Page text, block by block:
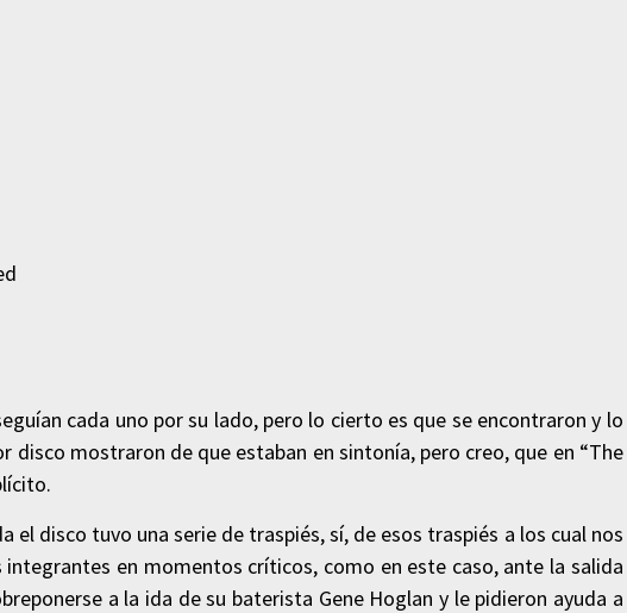
cada uno por su lado, pero lo cierto es que se encontraron y lo
disco mostraron de que estaban en sintonía, pero creo, que en “The
el disco tuvo una serie de traspiés, sí, de esos traspiés a los cual nos
en momentos críticos, como en este caso, ante la salida
a la ida de su baterista Gene Hoglan y le pidieron ayuda a